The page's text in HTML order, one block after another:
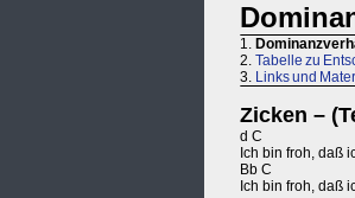
1.
2. Tabelle zu
3. Links und
Zicken –
d C
Ich bin froh, daß
Bb C
Ich bin froh, daß